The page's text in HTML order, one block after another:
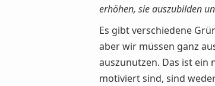
erhöhen, sie auszubilden
Es gibt verschiedene
aber wir müssen ganz
auszunutzen. Das ist ein
motiviert sind, sind